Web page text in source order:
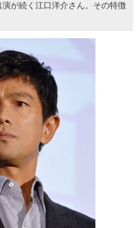
が続く江口洋介さん。その特徴